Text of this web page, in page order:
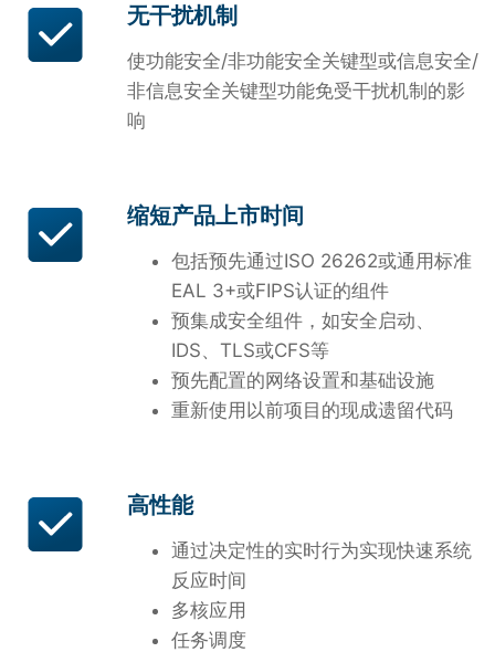
无干扰机制
使功能安全/非功能安全关键型或信息安全/
非信息安全关键型功能免受干扰机制的影
响
缩短产品上市时间
包括预先通过ISO 26262或通用标准
EAL 3+或FIPS认证的组件
预集成安全组件，如安全启动、
IDS、TLS或CFS等
预先配置的网络设置和基础设施
重新使用以前项目的现成遗留代码
高性能
通过决定性的实时行为实现快速系统
反应时间
多核应用
任务调度